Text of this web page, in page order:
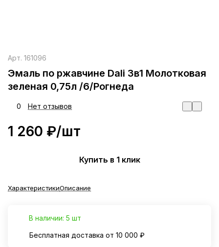
Арт. 161096
Эмаль по ржавчине Dali 3в1 Молотковая
зеленая 0,75л /6/Рогнеда
0 Нет отзывов
1 260 ₽/шт
Купить в 1 клик
ХарактеристикиОписание
В наличии: 5 шт
Бесплатная доставка от 10 000 ₽